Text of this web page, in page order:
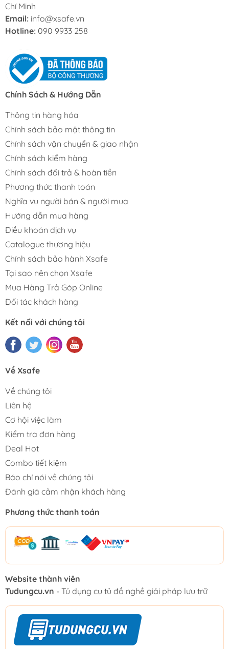
Chí Minh
Email: info@xsafe.vn
Hotline: 090 9933 258
Chính Sách & Hướng Dẫn
Thông tin hàng hóa
Chính sách bảo mật thông tin
Chính sách vận chuyển & giao nhận
Chính sách kiểm hàng
Chính sách đổi trả & hoàn tiền
Phương thức thanh toán
Nghĩa vụ người bán & người mua
Hướng dẫn mua hàng
Điều khoản dịch vụ
Catalogue thương hiệu
Chính sách bảo hành Xsafe
Tại sao nên chọn Xsafe
Mua Hàng Trả Góp Online
Đối tác khách hàng
Kết nối với chúng tôi
Về Xsafe
Về chúng tôi
Liên hệ
Cơ hội việc làm
Kiểm tra đơn hàng
Deal Hot
Combo tiết kiệm
Báo chí nói về chúng tôi
Đánh giá cảm nhận khách hàng
Phương thức thanh toán
Website thành viên
Tudungcu.vn - Tủ dụng cụ tủ đồ nghề giải pháp lưu trữ